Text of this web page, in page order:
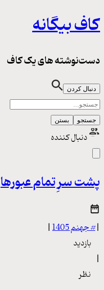
کاف بیگانه
دست‌نوشته های یک کاف
دنبال کردن
جستجو بستن
دنبال کننده
پشت سرِ تمام عبورها
|
#جهنم 1405
|
بازدید
|
نظر